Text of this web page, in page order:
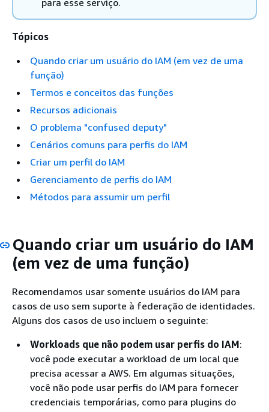
para esse serviço.
Tópicos
Quando criar um usuário do IAM (em vez de uma
função)
Termos e conceitos das funções
Recursos adicionais
O problema "confused deputy"
Cenários comuns para perfis do IAM
Criar um perfil do IAM
Gerenciamento de perfis do IAM
Métodos para assumir um perfil
Quando criar um usuário do IAM
(em vez de uma função)
Recomendamos usar somente usuários do IAM para
casos de uso sem suporte à federação de identidades.
Alguns dos casos de uso incluem o seguinte:
Workloads que não podem usar perfis do IAM:
você pode executar a workload de um local que
precisa acessar a AWS. Em algumas situações,
você não pode usar perfis do IAM para fornecer
credenciais temporárias, como para plugins do